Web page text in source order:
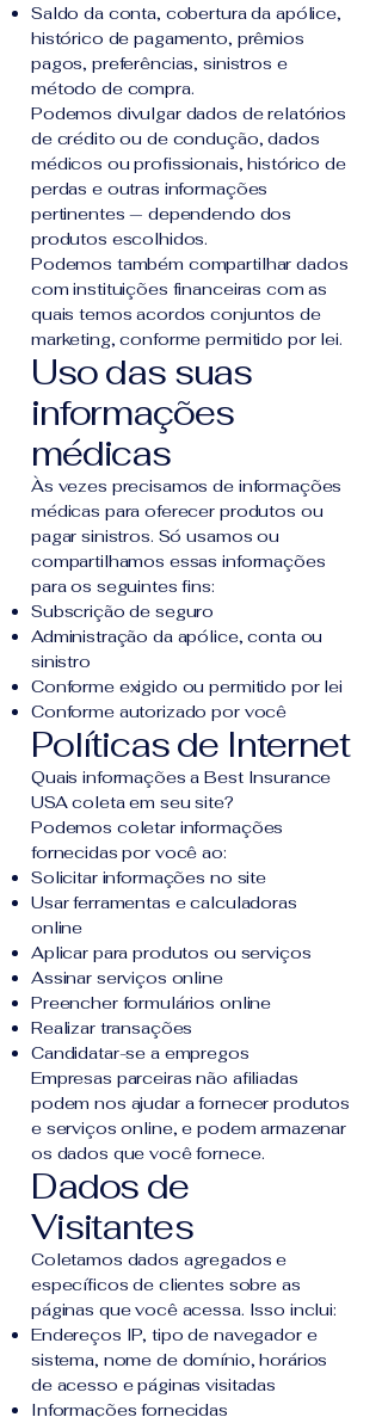
Saldo da conta, cobertura da apólice,
histórico de pagamento, prêmios
pagos, preferências, sinistros e
método de compra.
Podemos divulgar dados de relatórios
de crédito ou de condução, dados
médicos ou profissionais, histórico de
perdas e outras informações
pertinentes — dependendo dos
produtos escolhidos.
Podemos também compartilhar dados
com instituições financeiras com as
quais temos acordos conjuntos de
marketing, conforme permitido por lei.
Uso das suas
informações
médicas
Às vezes precisamos de informações
médicas para oferecer produtos ou
pagar sinistros. Só usamos ou
compartilhamos essas informações
para os seguintes fins:
Subscrição de seguro
Administração da apólice, conta ou
sinistro
Conforme exigido ou permitido por lei
Conforme autorizado por você
Políticas de Internet
Quais informações a Best Insurance
USA coleta em seu site?
Podemos coletar informações
fornecidas por você ao:
Solicitar informações no site
Usar ferramentas e calculadoras
online
Aplicar para produtos ou serviços
Assinar serviços online
Preencher formulários online
Realizar transações
Candidatar-se a empregos
Empresas parceiras não afiliadas
podem nos ajudar a fornecer produtos
e serviços online, e podem armazenar
os dados que você fornece.
Dados de
Visitantes
Coletamos dados agregados e
específicos de clientes sobre as
páginas que você acessa. Isso inclui:
Endereços IP, tipo de navegador e
sistema, nome de domínio, horários
de acesso e páginas visitadas
Informações fornecidas